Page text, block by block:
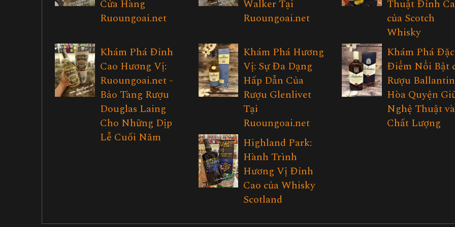
Cửa Hàng
Ruoungoai.net
Walker Tại
Ruoungoai.net
Thuật Đỉnh
của Scotch
Whisky
Khám Phá Đỉnh
Cao Hương Vị:
Ruoungoai.net -
Bảo Tàng Rượu
Douglas Laing
Cho Những Dịp
Lễ Cuối Năm
Khám Phá Hương
Vị: Sự Đa Dạng
Hấp Dẫn Của
Rượu Glenlivet
Tại
Ruoungoai.net
Khám Phá Đặc
Điểm Nổi Bật
Rượu
Hòa Quyện
Nghệ Thuật và
Chất Lượng
Highland Park:
Hành Trình
Hương Vị Đỉnh
Cao của Whisky
Scotland